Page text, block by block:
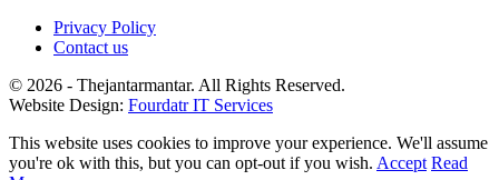
Privacy Policy
Contact us
© 2026 - Thejantarmantar. All Rights Reserved.
Website Design: Fourdatr IT Services
This website uses cookies to improve your experience. We'll assume
you're ok with this, but you can opt-out if you wish. Accept Read